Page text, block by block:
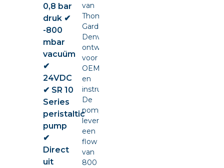
0,8 bar
druk ✔
-800
mbar
vacuüm
✔
24VDC
✔ SR 10
Series
peristaltic
pump
✔
Direct
uit
van
Thomas
Gardner
Denver,
ontwikkeld
voor
OEM-
en
instrumentintegratie.
De
pomp
levert
een
flow
van
800